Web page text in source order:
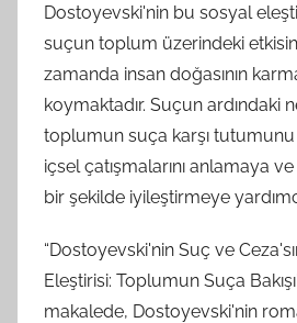
Dostoyevski'nin bu sosyal
suçun toplum üzerindeki
zamanda insan doğasının
koymaktadır. Suçun ardındaki
toplumun suça karşı tutumunu
içsel çatışmalarını anlamaya
bir şekilde iyileştirmeye
“Dostoyevski'nin Suç ve
Eleştirisi: Toplumun Suça
makalede, Dostoyevski'nin